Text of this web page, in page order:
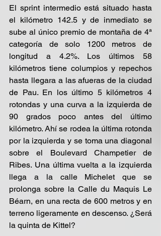
El sprint intermedio está situado hasta
el kilómetro 142.5 y de inmediato se
sube al único premio de montaña de 4ª
categoría de solo 1200 metros de
longitud a 4.2%. Los últimos 58
kilómetros tiene columpios y repechos
hasta llegara a las afueras de la ciudad
de Pau. En los último 5 kilómetros 4
rotondas y una curva a la izquierda de
90 grados poco antes del último
kilómetro. Ahí se rodea la última rotonda
por la izquierda y se toma una diagonal
sobre el Boulevard Champetier de
Ribes. Una última vuelta a la izquierda
llega a la calle Michelet que se
prolonga sobre la Calle du Maquis Le
Béarn, en una recta de 600 metros y en
terreno ligeramente en descenso. ¿Será
la quinta de Kittel?